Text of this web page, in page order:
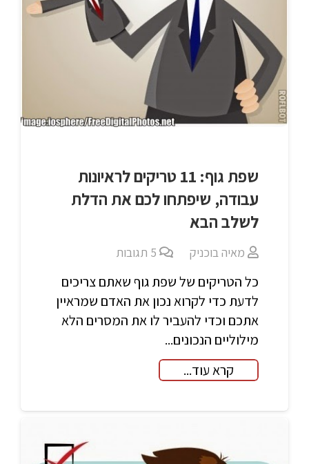
שפת גוף: 11 טריקים לראיונות
עבודה, שיפתחו לכם את הדלת
לשלב הבא
מאיה בוכניק 5 תגובות
כל הטריקים של שפת גוף שאתם צריכים
לדעת כדי לקרוא נכון את האדם שמראיין
אתכם וכדי להעביר לו את המסרים הלא
מילוליים הנכונים...
קרא עוד...